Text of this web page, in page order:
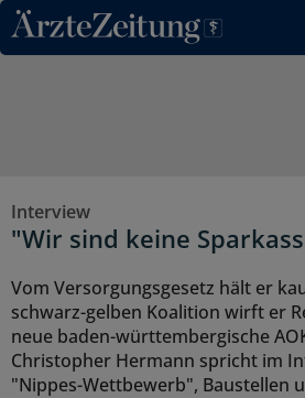
Direkt zum Inhaltsbereich
Interview
"Wir sind keine
Vom Versorgungsgesetz hält er
schwarz-gelben Koalition wirft er
neue baden-württembergische
Christopher Hermann spricht im
"Nippes-Wettbewerb", Baustellen